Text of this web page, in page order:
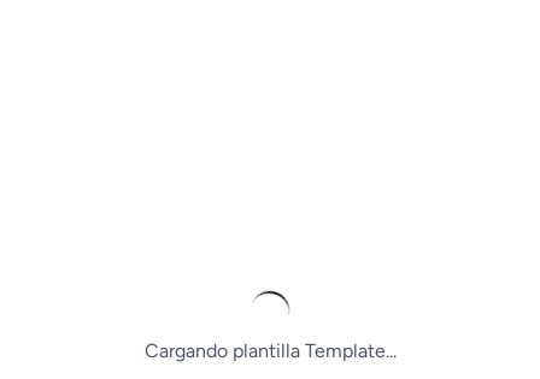
Cargando plantilla Template...